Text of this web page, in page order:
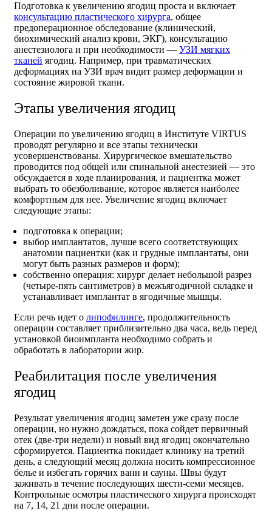
Подготовка к увеличению ягодиц проста и включает
консультацию пластического хирурга, общее
предоперационное обследование (клинический,
биохимический анализ крови, ЭКГ), консультацию
анестезиолога и при необходимости — УЗИ мягких
тканей ягодиц. Например, при травматических
деформациях на УЗИ врач видит размер деформации и
состояние жировой ткани.
Этапы увеличения ягодиц
Операции по увеличению ягодиц в Институте VIRTUS
проводят регулярно и все этапы технически
усовершенствованы. Хирургическое вмешательство
проводится под общей или спинальной анестезией — это
обсуждается в ходе планирования, и пациентка может
выбрать то обезболивание, которое является наиболее
комфортным для нее. Увеличение ягодиц включает
следующие этапы:
подготовка к операции;
выбор имплантатов, лучше всего соответствующих
анатомии пациентки (как и грудные имплантаты, они
могут быть разных размеров и форм);
собственно операция: хирург делает небольшой разрез
(четыре-пять сантиметров) в межъягодичной складке и
устанавливает имплантат в ягодичные мышцы.
Если речь идет о липофилинге, продолжительность
операции составляет приблизительно два часа, ведь перед
установкой биоимпланта необходимо собрать и
обработать в лаборатории жир.
Реабилитация после увеличения
ягодиц
Результат увеличения ягодиц заметен уже сразу после
операции, но нужно дождаться, пока сойдет первичный
отек (две-три недели) и новый вид ягодиц окончательно
сформируется. Пациентка покидает клинику на третий
день, а следующий месяц должна носить компрессионное
белье и избегать горячих ванн и сауны. Швы будут
заживать в течение последующих шести-семи месяцев.
Контрольные осмотры пластического хирурга происходят
на 7, 14, 21 дни после операции.